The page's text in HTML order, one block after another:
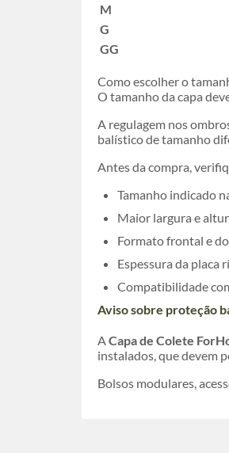
M
G
GG
Como escolher o
O tamanho da capa
A regulagem nos
balístico de tamanho
Antes da compra,
Tamanho indicado
Maior largura e
Formato frontal e
Espessura da placa
Compatibilidade
Aviso sobre proteção
ACapa de Colete
instalados, que devem
Bolsos modulares,